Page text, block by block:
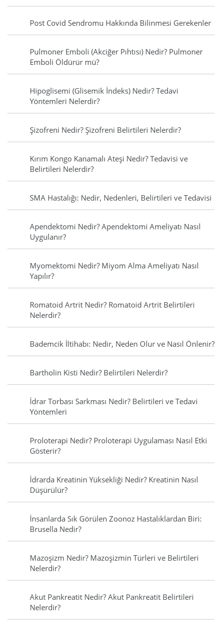
Post Covid Sendromu Hakkında Bilinmesi Gerekenler
Pulmoner Emboli (Akciğer Pıhtısı) Nedir? Pulmoner
Emboli Öldürür mü?
Hipoglisemi (Glisemik İndeks) Nedir? Tedavi
Yöntemleri Nelerdir?
Şizofreni Nedir? Şizofreni Belirtileri Nelerdir?
Kırım Kongo Kanamalı Ateşi Nedir? Tedavisi ve
Belirtileri Nelerdir?
SMA Hastalığı: Nedir, Nedenleri, Belirtileri ve Tedavisi
Apendektomi Nedir? Apendektomi Ameliyatı Nasıl
Uygulanır?
Myomektomi Nedir? Miyom Alma Ameliyatı Nasıl
Yapılır?
Romatoid Artrit Nedir? Romatoid Artrit Belirtileri
Nelerdir?
Bademcik İltihabı: Nedir, Neden Olur ve Nasıl Önlenir?
Bartholin Kisti Nedir? Belirtileri Nelerdir?
İdrar Torbası Sarkması Nedir? Belirtileri ve Tedavi
Yöntemleri
Proloterapi Nedir? Proloterapi Uygulaması Nasıl Etki
Gösterir?
İdrarda Kreatinin Yüksekliği Nedir? Kreatinin Nasıl
Düşürülür?
İnsanlarda Sık Görülen Zoonoz Hastalıklardan Biri:
Brusella Nedir?
Mazoşizm Nedir? Mazoşizmin Türleri ve Belirtileri
Nelerdir?
Akut Pankreatit Nedir? Akut Pankreatit Belirtileri
Nelerdir?